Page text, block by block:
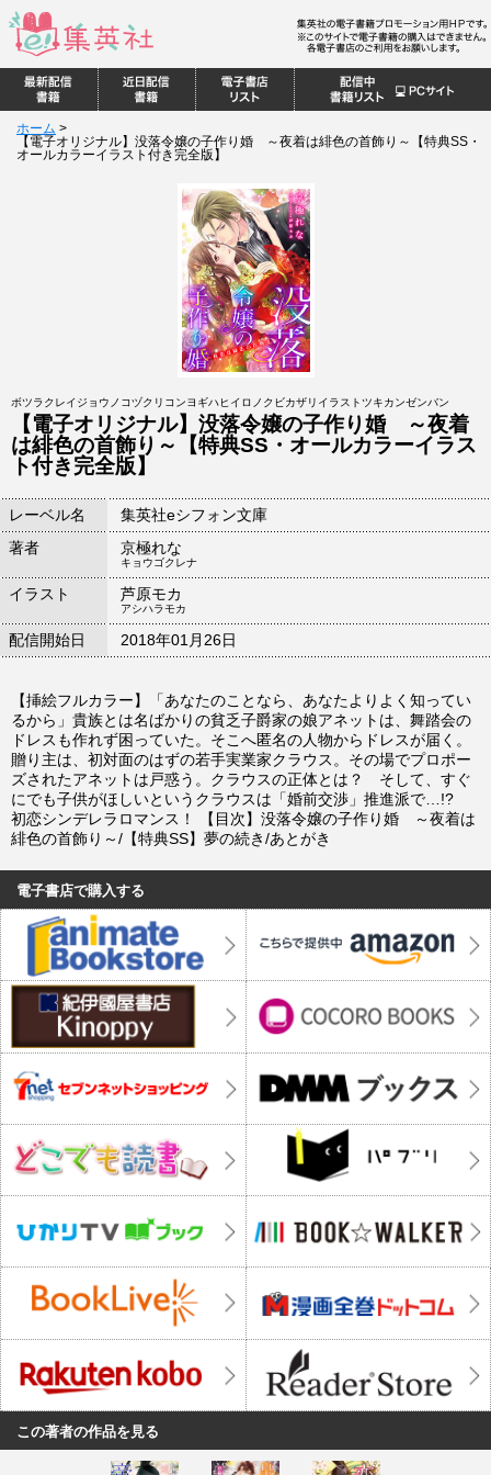
ホーム >
【電子オリジナル】没落令嬢の子作り婚 ～夜着は緋色の首飾り～【特典SS・
オールカラーイラスト付き完全版】
ボツラクレイジョウノコヅクリコンヨギハヒイロノクビカザリイラストツキカンゼンバン
【電子オリジナル】没落令嬢の子作り婚 ～夜着
は緋色の首飾り～【特典SS・オールカラーイラス
ト付き完全版】
レーベル名
集英社eシフォン文庫
著者
京極れな
キョウゴクレナ
イラスト 芦原モカ
アシハラモカ
配信開始日 2018年01月26日
【挿絵フルカラー】「あなたのことなら、あなたよりよく知ってい
るから」貴族とは名ばかりの貧乏子爵家の娘アネットは、舞踏会の
ドレスも作れず困っていた。そこへ匿名の人物からドレスが届く。
贈り主は、初対面のはずの若手実業家クラウス。その場でプロポー
ズされたアネットは戸惑う。クラウスの正体とは？ そして、すぐ
にでも子供がほしいというクラウスは「婚前交渉」推進派で…!?
初恋シンデレラロマンス！ 【目次】没落令嬢の子作り婚 ～夜着は
緋色の首飾り～/【特典SS】夢の続き/あとがき
電子書店で購入する
この著者の作品を見る